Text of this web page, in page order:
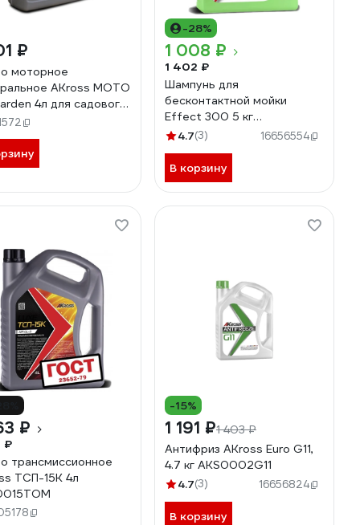
₽
моторное
AKross MOTO
4л для садового
-28%
1 008 ₽
1 402 ₽
Шампунь для
бесконтактной мойки
Effect 300 5 кг
двухкомпонентный AKross
4.7(3) 16656554
В корзину
₽
₽
трансмиссионное
ТСП-15К 4л
-15%
1 191 ₽1 403 ₽
Антифриз AKross Euro G11,
4.7 кг AKS0002G11
4.7(3) 16656824
В корзину